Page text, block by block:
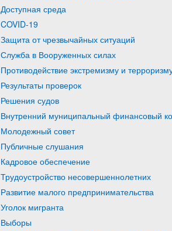
Доступная среда
COVID-19
Защита от чрезвычайных ситуаций
Служба в Вооруженных силах
Противодействие экстремизму и
Результаты проверок
Решения судов
Внутренний муниципальный финансовый
Молодежный совет
Публичные слушания
Кадровое обеспечение
Трудоустройство несовершеннолетних
Развитие малого предпринимательства
Уголок мигранта
Выборы